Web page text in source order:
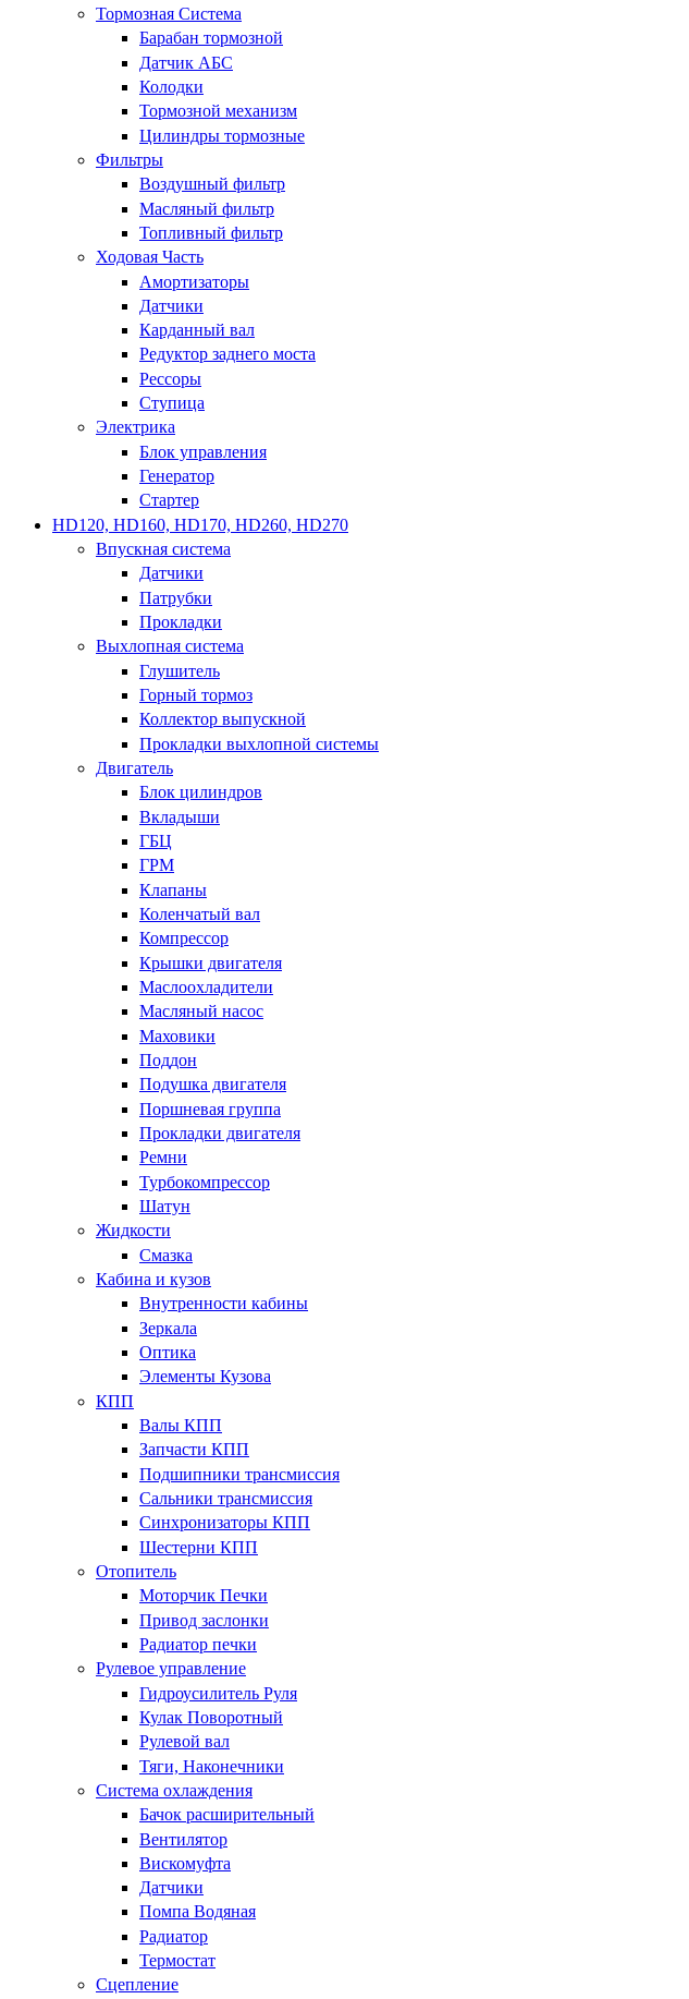
Тормозная Система
Барабан тормозной
Датчик АБС
Колодки
Тормозной механизм
Цилиндры тормозные
Фильтры
Воздушный фильтр
Масляный фильтр
Топливный фильтр
Ходовая Часть
Амортизаторы
Датчики
Карданный вал
Редуктор заднего моста
Рессоры
Ступица
Электрика
Блок управления
Генератор
Стартер
HD120, HD160, HD170, HD260, HD270
Впускная система
Датчики
Патрубки
Прокладки
Выхлопная система
Глушитель
Горный тормоз
Коллектор выпускной
Прокладки выхлопной системы
Двигатель
Блок цилиндров
Вкладыши
ГБЦ
ГРМ
Клапаны
Коленчатый вал
Компрессор
Крышки двигателя
Маслоохладители
Масляный насос
Маховики
Поддон
Подушка двигателя
Поршневая группа
Прокладки двигателя
Ремни
Турбокомпрессор
Шатун
Жидкости
Смазка
Кабина и кузов
Внутренности кабины
Зеркала
Оптика
Элементы Кузова
КПП
Валы КПП
Запчасти КПП
Подшипники трансмиссия
Сальники трансмиссия
Синхронизаторы КПП
Шестерни КПП
Отопитель
Моторчик Печки
Привод заслонки
Радиатор печки
Рулевое управление
Гидроусилитель Руля
Кулак Поворотный
Рулевой вал
Тяги, Наконечники
Система охлаждения
Бачок расширительный
Вентилятор
Вискомуфта
Датчики
Помпа Водяная
Радиатор
Термостат
Сцепление